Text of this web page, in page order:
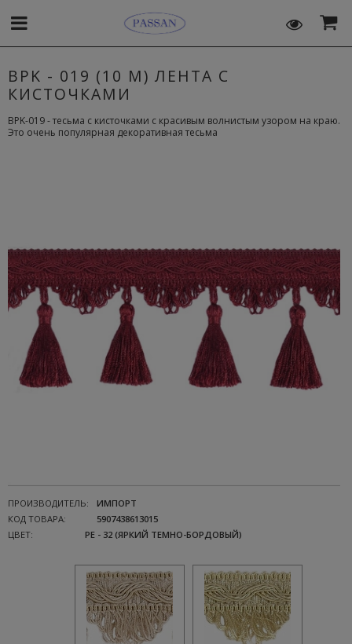
BPK - 019 (10 M) ЛЕНТА С
КИСТОЧКАМИ
BPK-019 - тесьма с кисточками с красивым волнистым узором на краю.
Это очень популярная декоративная тесьма
ПРОИЗВОДИТЕЛЬ:
ИМПОРТ
КОД ТОВАРА:
5907438613015
ЦВЕТ:
PE - 32 (ЯРКИЙ ТЕМНО-БОРДОВЫЙ)